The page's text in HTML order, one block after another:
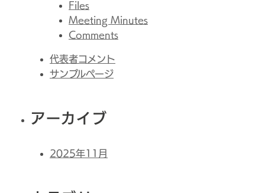
Files
Meeting Minutes
Comments
代表者コメント
サンプルページ
アーカイブ
2025年11月